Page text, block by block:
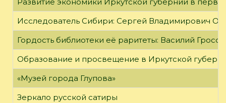
Развитие экономики Иркутской губернии в
Исследователь Сибири: Сергей Владимирович
Гордость библиотеки её раритеты: Василий
Образование и просвещение в Иркутской
«Музей города Глупова»
Зеркало русской сатиры